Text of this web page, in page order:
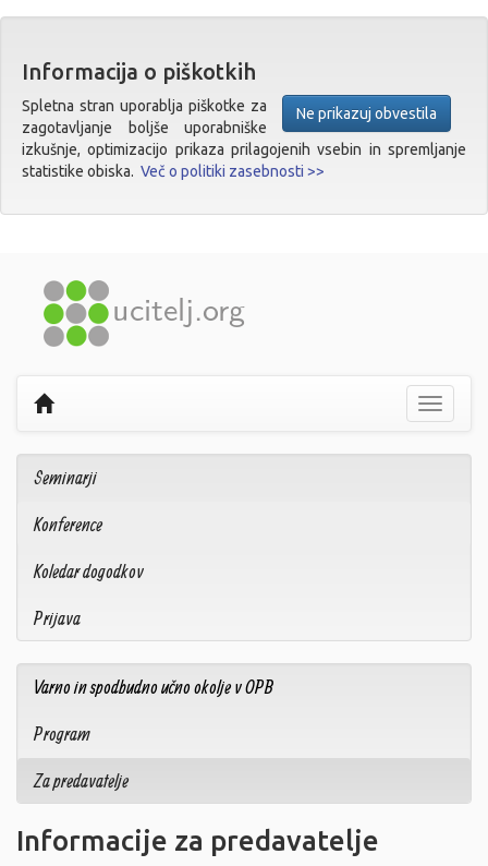
Informacija o piškotkih
Ne prikazuj obvestila
Spletna stran uporablja piškotke za
zagotavljanje boljše uporabniške
izkušnje, optimizacijo prikaza prilagojenih vsebin in spremljanje
statistike obiska. Več o politiki zasebnosti >>
Prikaži
Seminarji
Konference
Koledar dogodkov
Prijava
Varno in spodbudno učno okolje v OPB
Program
Za predavatelje
Informacije za predavatelje